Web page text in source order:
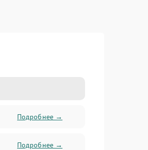
Подробнее →
Подробнее →